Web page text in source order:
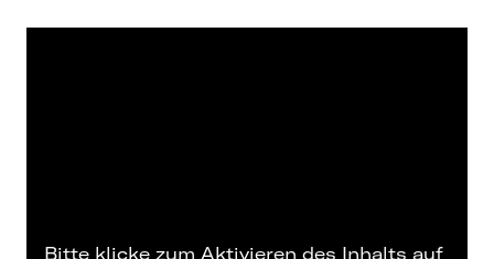
Bitte klicke zum Aktivieren des Inhalts auf